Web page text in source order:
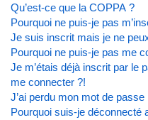
Qu’est-ce que la COPPA ?
Pourquoi ne puis-je pas
Je suis inscrit mais je ne
Pourquoi ne puis-je pas me
Je m’étais déjà inscrit par le
me connecter ?!
J’ai perdu mon mot de passe
Pourquoi suis-je déconnecté